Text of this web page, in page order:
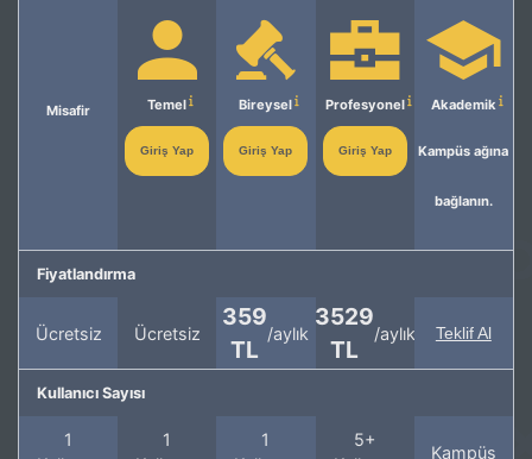
Misafir Temel
Giriş Yap
Bireysel
Giriş Yap
Profesyonel
Giriş Yap
Akademik
Kampüs ağına
bağlanın.
Fiyatlandırma
Ücretsiz Ücretsiz
359
TL
/aylık
3529
TL
/aylık Teklif Al
Kullanıcı Sayısı
1
1
1
5+
Kampüs